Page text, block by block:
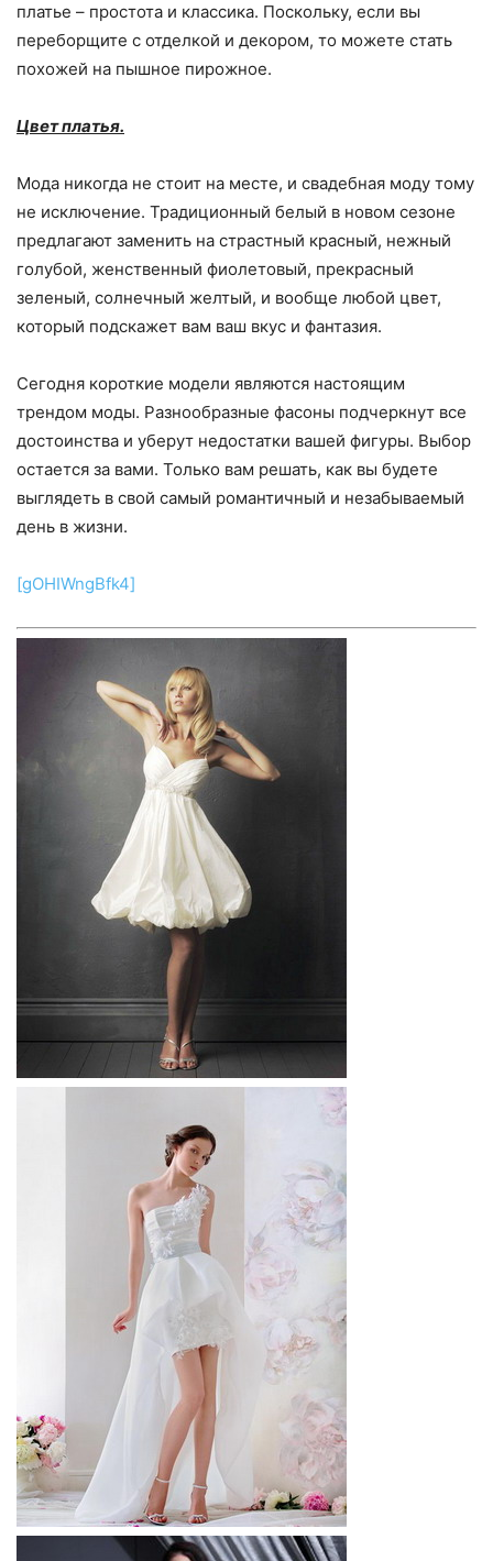
платье – простота и классика. Поскольку, если вы
переборщите с отделкой и декором, то можете стать
похожей на пышное пирожное.
Цвет платья.
Мода никогда не стоит на месте, и свадебная моду тому
не исключение. Традиционный белый в новом сезоне
предлагают заменить на страстный красный, нежный
голубой, женственный фиолетовый, прекрасный
зеленый, солнечный желтый, и вообще любой цвет,
который подскажет вам ваш вкус и фантазия.
Сегодня короткие модели являются настоящим
трендом моды. Разнообразные фасоны подчеркнут все
достоинства и уберут недостатки вашей фигуры. Выбор
остается за вами. Только вам решать, как вы будете
выглядеть в свой самый романтичный и незабываемый
день в жизни.
[gOHIWngBfk4]